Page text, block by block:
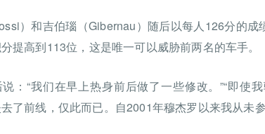
）和吉伯瑙（Gibernau）随后以每人126分的
提高到113位，这是唯一可以威胁前两名的车手。
：“我们在早上热身前后做了一些修改。”“即使
了前线，仅此而已。自2001年穆杰罗以来我从未